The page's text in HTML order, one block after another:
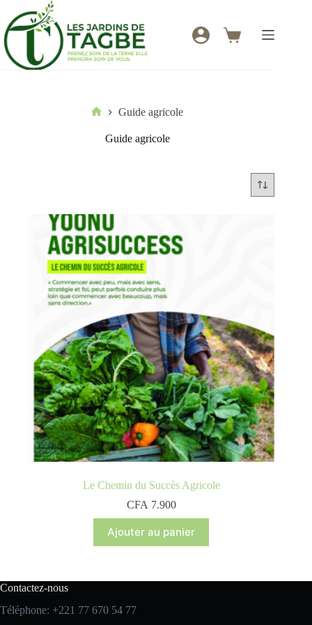
contenu
Panier
Guide agricole
Guide agricole
Le Chemin du Succès Agricole
CFA 7.900
Ajouter au panier
Contactez-nous
Téléphone: +221 77 670 54 77